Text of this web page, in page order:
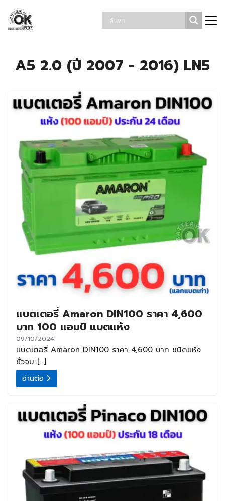
content
19.30
A5 2.0 (ปี 2007 - 2016) LN5
แบตเตอรี่ Amaron DIN100 ราคา 4,600
บาท 100 แอมป์ แบตแห้ง
09/10/2024
แบตเตอรี่ Amaron DIN100 ราคา 4,600 บาท ชนิดแห้ง
ขั้วจม […]
อ่านต่อ